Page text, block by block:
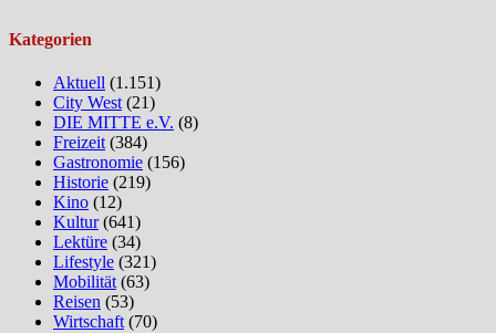
Kategorien
Aktuell (1.151)
City West (21)
DIE MITTE e.V. (8)
Freizeit (384)
Gastronomie (156)
Historie (219)
Kino (12)
Kultur(641)
Lektüre (34)
Lifestyle (321)
Mobilität (63)
Reisen (53)
Wirtschaft (70)